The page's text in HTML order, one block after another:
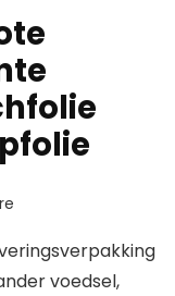
voedsel,